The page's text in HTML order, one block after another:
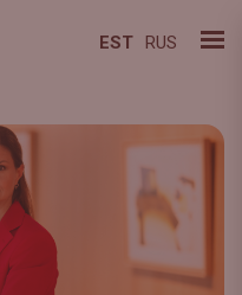
EST RUS